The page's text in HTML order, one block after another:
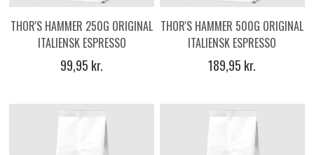
THOR'S HAMMER 250G ORIGINAL
ITALIENSK ESPRESSO
KAFFEBØNNER
99,95 kr.
THOR'S HAMMER 500G ORIGINAL
ITALIENSK ESPRESSO
KAFFEBØNNER
189,95 kr.